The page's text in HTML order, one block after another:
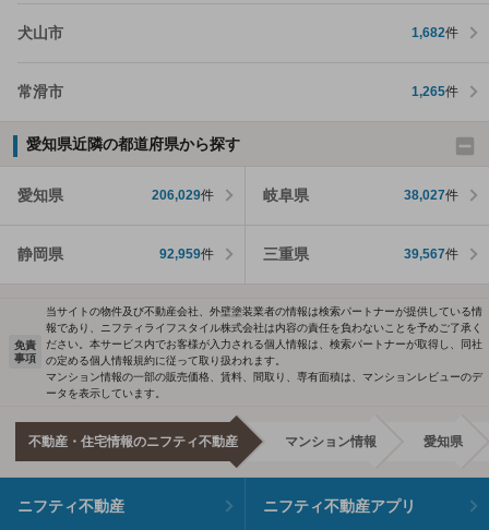
犬山市 1,682件
常滑市 1,265件
愛知県近隣の都道府県から探す
愛知県 206,029件 岐阜県 38,027件
静岡県 92,959件 三重県 39,567件
免責
事項
当サイトの物件及び不動産会社、外壁塗装業者の情報は検索パートナーが提供している情
報であり、ニフティライフスタイル株式会社は内容の責任を負わないことを予めご了承く
ださい。本サービス内でお客様が入力される個人情報は、検索パートナーが取得し、同社
の定める個人情報規約に従って取り扱われます。
マンション情報の一部の販売価格、賃料、間取り、専有面積は、マンションレビューのデ
ータを表示しています。
不動産・住宅情報のニフティ不動産 マンション情報 愛知県
ニフティ不動産 ニフティ不動産アプリ